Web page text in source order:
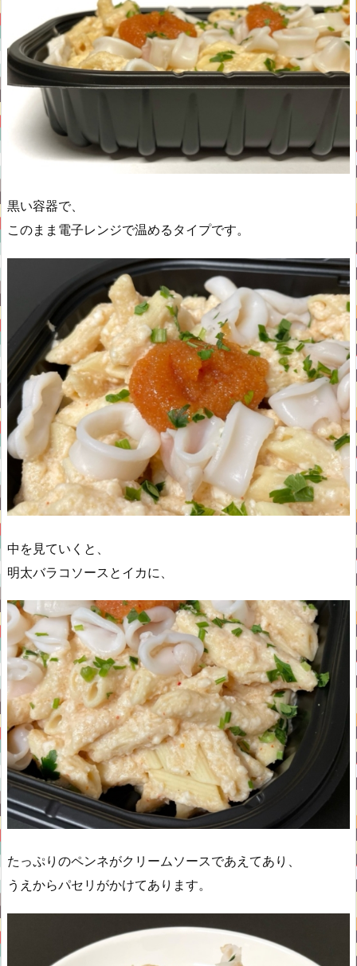
黒い容器で、
このまま電子レンジで温めるタイプです。
中を見ていくと、
明太バラコソースとイカに、
たっぷりのペンネがクリームソースであえてあり、
うえからパセリがかけてあります。